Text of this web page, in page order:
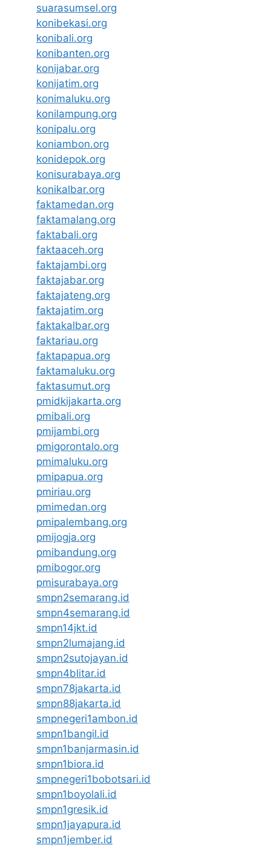
suarasumsel.org
konibekasi.org
konibali.org
konibanten.org
konijabar.org
konijatim.org
konimaluku.org
konilampung.org
konipalu.org
koniambon.org
konidepok.org
konisurabaya.org
konikalbar.org
faktamedan.org
faktamalang.org
faktabali.org
faktaaceh.org
faktajambi.org
faktajabar.org
faktajateng.org
faktajatim.org
faktakalbar.org
faktariau.org
faktapapua.org
faktamaluku.org
faktasumut.org
pmidkijakarta.org
pmibali.org
pmijambi.org
pmigorontalo.org
pmimaluku.org
pmipapua.org
pmiriau.org
pmimedan.org
pmipalembang.org
pmijogja.org
pmibandung.org
pmibogor.org
pmisurabaya.org
smpn2semarang.id
smpn4semarang.id
smpn14jkt.id
smpn2lumajang.id
smpn2sutojayan.id
smpn4blitar.id
smpn78jakarta.id
smpn88jakarta.id
smpnegeri1ambon.id
smpn1bangil.id
smpn1banjarmasin.id
smpn1biora.id
smpnegeri1bobotsari.id
smpn1boyolali.id
smpn1gresik.id
smpn1jayapura.id
smpn1jember.id